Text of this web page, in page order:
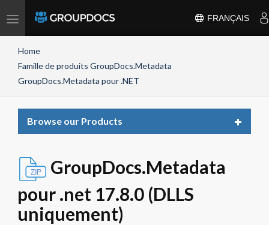
Toggle
FRANÇAIS
Home
Famille de produits GroupDocs.Metadata
GroupDocs.Metadata pour .NET
Browse our Products
Toggle
GroupDocs.Metadata
pour .net 17.8.0 (DLLS
uniquement)